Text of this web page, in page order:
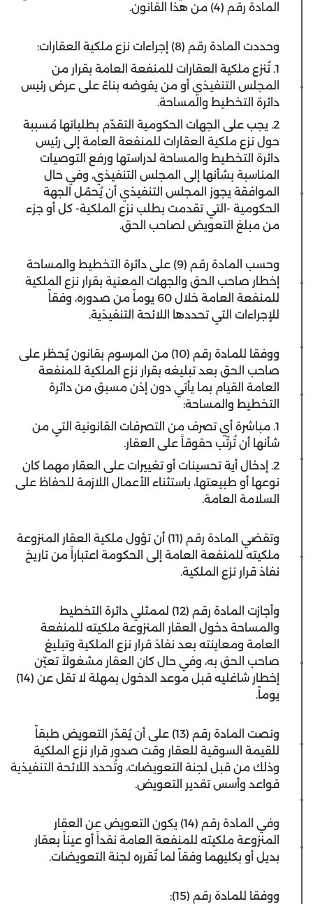
المادة رقم (4) من هذا القانون.
وحددت المادة رقم (8) إجراءات نزع ملكية العقارات:
1. تُنزع ملكية العقارات للمنفعة العامة بقرار من
المجلس التنفيذي أو من يفوضه بناءً على عرض رئيس
دائرة التخطيط والمساحة.
2. يجب على الجهات الحكومية التقدّم بطلباتها مُسببة
حول نزع ملكية العقارات للمنفعة العامة إلى رئيس
دائرة التخطيط والمساحة لدراستها ورفع التوصيات
المناسبة بشأنها إلى المجلس التنفيذي، وفي حال
الموافقة يجوز المجلس التنفيذي أن يُحمّل الجهة
الحكومية -التي تقدمت بطلب نزع الملكية- كل أو جزء
من مبلغ التعويض لصاحب الحق.
وحسب المادة رقم (9) على دائرة التخطيط والمساحة
إخطار صاحب الحق والجهات المعنية بقرار نزع الملكية
للمنفعة العامة خلال 60 يوماً من صدوره، وفقاً
للإجراءات التي تحددها اللائحة التنفيذية.
ووفقا للمادة رقم (10) من المرسوم بقانون يُحظر على
صاحب الحق بعد تبليغه بقرار نزع الملكية للمنفعة
العامة القيام بما يأتي دون إذن مسبق من دائرة
التخطيط والمساحة:
1. مباشرة أي تصرف من التصرفات القانونية التي من
شأنها أن تُرتّب حقوقاً على العقار.
2. إدخال أية تحسينات أو تغييرات على العقار مهما كان
نوعها أو طبيعتها، باستثناء الأعمال اللازمة للحفاظ على
السلامة العامة.
وتقضي المادة رقم (11) أن تؤول ملكية العقار المنزوعة
ملكيته للمنفعة العامة إلى الحكومة اعتباراً من تاريخ
نفاذ قرار نزع الملكية.
وأجازت المادة رقم (12) لممثلي دائرة التخطيط
والمساحة دخول العقار المنزوعة ملكيته للمنفعة
العامة ومعاينته بعد نفاذ قرار نزع الملكية وتبليغ
صاحب الحق به، وفي حال كان العقار مشغولاً تعيّن
إخطار شاغليه قبل موعد الدخول بمهلة لا تقل عن (14)
يوماً.
ونصت المادة رقم (13) على أن يُقدّر التعويض طبقاً
للقيمة السوقية للعقار وقت صدور قرار نزع الملكية
وذلك من قبل لجنة التعويضات، وتُحدد اللائحة التنفيذية
قواعد وأسس تقدير التعويض.
وفي المادة رقم (14) يكون التعويض عن العقار
المنزوعة ملكيته للمنفعة العامة نقداً أو عيناً بعقار
بديل أو بكليهما وفقاً لما تُقرره لجنة التعويضات.
ووفقا للمادة رقم (15):